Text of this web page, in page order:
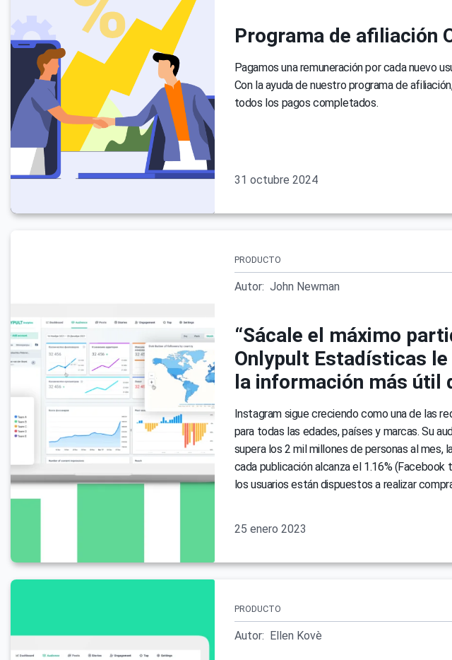
Programa de afiliación
Pagamos una remuneración por cada nuevo
Con la ayuda de nuestro programa de
todos los pagos completados.
31 octubre 2024
PRODUCTO
Autor: John Newman
“Sácale el máximo
Onlypult Estadísticas le
la información más útil
Instagram sigue creciendo como una de las
para todas las edades, países y marcas. Su
supera los 2 mil millones de personas al mes,
cada publicación alcanza el 1.16% (Facebook
los usuarios están dispuestos a realizar
25 enero 2023
PRODUCTO
Autor: Ellen Kovè